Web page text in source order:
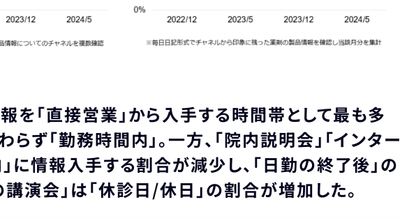
を「直接営業」から入手する時間帯として最も多
ず「勤務時間内」。一方、「院内説明会」「インター
に情報入手する割合が減少し、「日勤の終了後」の
講演会」は「休診日/休日」の割合が増加した。